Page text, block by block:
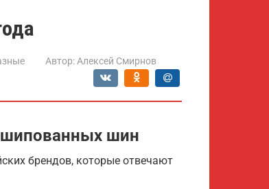
Автор: Алексей Смирнов
шипованных шин
брендов, которые отвечают